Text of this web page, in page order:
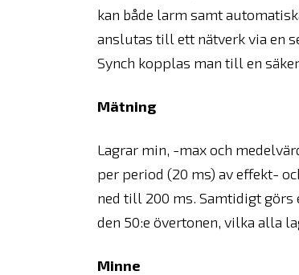
kan både larm samt
anslutas till ett nätverk via en
Synch kopplas man till en
Mätning
Lagrar min, -max och
per period (20 ms) av effekt-
ned till 200 ms. Samtidigt
den 50:e övertonen, vilka alla
Minne